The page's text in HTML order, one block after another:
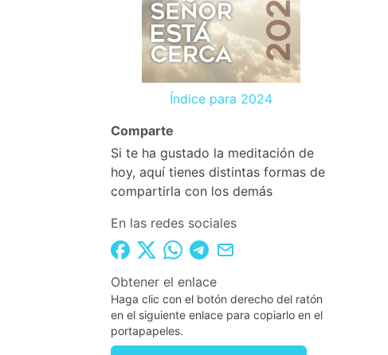
Índice para 2024
Comparte
Si te ha gustado la meditación de
hoy, aquí tienes distintas formas de
compartirla con los demás
En las redes sociales
Obtener el enlace
Haga clic con el botón derecho del ratón
en el siguiente enlace para copiarlo en el
portapapeles.